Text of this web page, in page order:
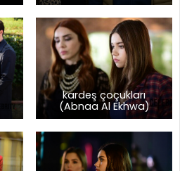
kardeş çoçukları
(Abnaa Al Ekhwa)